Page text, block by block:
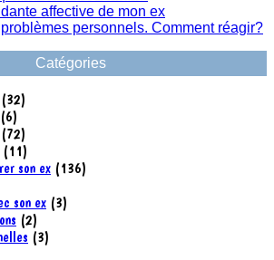
affective de mon ex
personnels. Comment réagir?
Catégories
(32)
(6)
(72)
(11)
son ex (136)
son ex (3)
(2)
(3)